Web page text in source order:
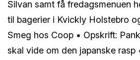
Silvan samt få fredagsmenuen
til bagerier i Kvickly Holstebro
Smeg hos Coop • Opskrift:
skal vide om den japanske rasp